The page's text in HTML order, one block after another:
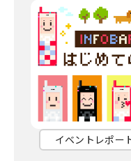
イベントレポー